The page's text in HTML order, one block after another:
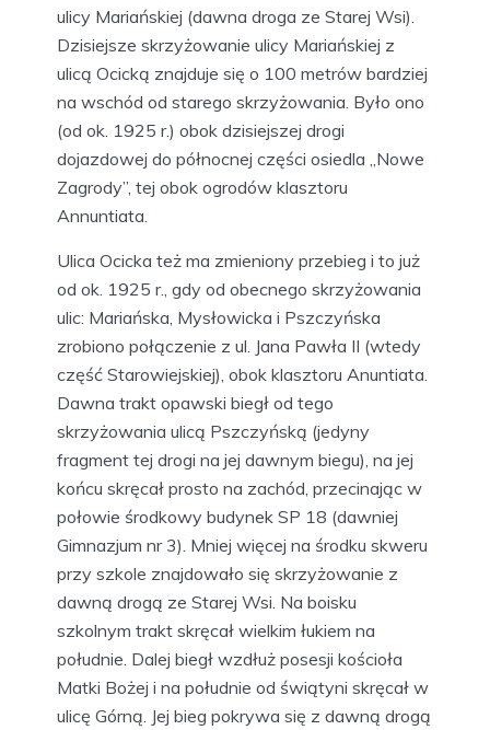
ulicy Mariańskiej (dawna droga ze Starej Wsi).
Dzisiejsze skrzyżowanie ulicy Mariańskiej z
ulicą Ocicką znajduje się o 100 metrów bardziej
na wschód od starego skrzyżowania. Było ono
(od ok. 1925 r.) obok dzisiejszej drogi
dojazdowej do północnej części osiedla „Nowe
Zagrody”, tej obok ogrodów klasztoru
Annuntiata.
Ulica Ocicka też ma zmieniony przebieg i to już
od ok. 1925 r., gdy od obecnego skrzyżowania
ulic: Mariańska, Mysłowicka i Pszczyńska
zrobiono połączenie z ul. Jana Pawła II (wtedy
część Starowiejskiej), obok klasztoru Anuntiata.
Dawna trakt opawski biegł od tego
skrzyżowania ulicą Pszczyńską (jedyny
fragment tej drogi na jej dawnym biegu), na jej
końcu skręcał prosto na zachód, przecinając w
połowie środkowy budynek SP 18 (dawniej
Gimnazjum nr 3). Mniej więcej na środku skweru
przy szkole znajdowało się skrzyżowanie z
dawną drogą ze Starej Wsi. Na boisku
szkolnym trakt skręcał wielkim łukiem na
południe. Dalej biegł wzdłuż posesji kościoła
Matki Bożej i na południe od świątyni skręcał w
ulicę Górną. Jej bieg pokrywa się z dawną drogą